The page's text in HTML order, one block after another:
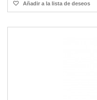
Añadir a la lista de deseos